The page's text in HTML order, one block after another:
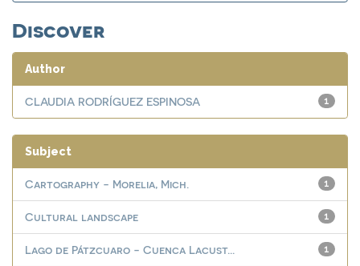
Discover
Author
1
CLAUDIA RODRÍGUEZ ESPINOSA
Subject
1
Cartography - Morelia, Mich.
1
Cultural landscape
1
Lago de Pátzcuaro - Cuenca Lacust...